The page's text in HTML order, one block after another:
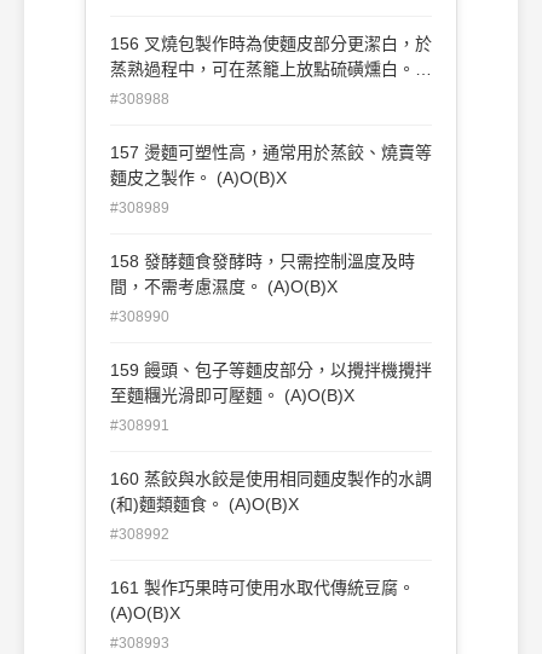
156 叉燒包製作時為使麵皮部分更潔白，於
蒸熟過程中，可在蒸籠上放點硫磺燻白。
(A)O(B)X
#308988
157 燙麵可塑性高，通常用於蒸餃、燒賣等
麵皮之製作。 (A)O(B)X
#308989
158 發酵麵食發酵時，只需控制溫度及時
間，不需考慮濕度。 (A)O(B)X
#308990
159 饅頭、包子等麵皮部分，以攪拌機攪拌
至麵糰光滑即可壓麵。 (A)O(B)X
#308991
160 蒸餃與水餃是使用相同麵皮製作的水調
(和)麵類麵食。 (A)O(B)X
#308992
161 製作巧果時可使用水取代傳統豆腐。
(A)O(B)X
#308993